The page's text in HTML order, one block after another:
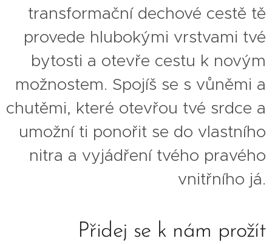
transformační dechové cestě tě
provede hlubokými vrstvami tvé
bytosti a otevře cestu k novým
možnostem. Spojíš se s vůněmi a
chutěmi, které otevřou tvé srdce a
umožní ti ponořit se do vlastního
nitra a vyjádření tvého pravého
vnitřního já.
Přidej se k nám prožít